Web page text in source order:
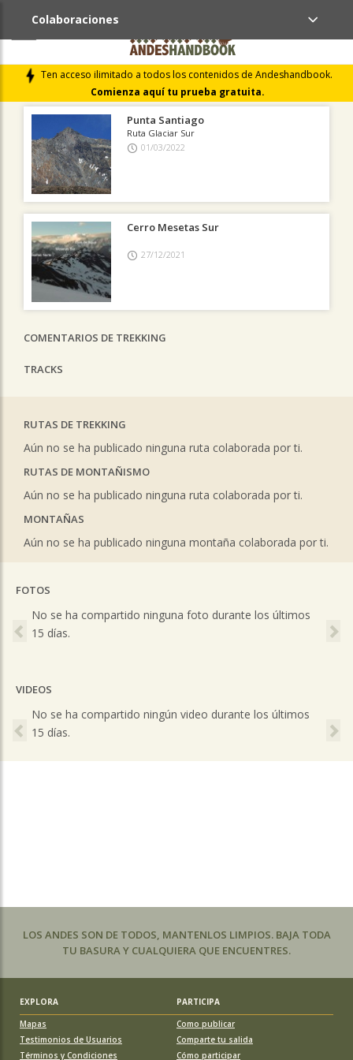
Ten acceso ilimitado a todos los contenidos de Andeshandbook.
Comienza aquí tu prueba gratuita.
Colaboraciones
ÚLTIMAS COLABORACIONES PUBLICADAS
LIBROS DE CUMBRES
Punta Santiago
Ruta Glaciar Sur
01/03/2022
Cerro Mesetas Sur
27/12/2021
COMENTARIOS DE TREKKING
TRACKS
RUTAS DE TREKKING
Aún no se ha publicado ninguna ruta colaborada por ti.
RUTAS DE MONTAÑISMO
Aún no se ha publicado ninguna ruta colaborada por ti.
MONTAÑAS
Aún no se ha publicado ninguna montaña colaborada por ti.
FOTOS
No se ha compartido ninguna foto durante los últimos
15 días.
Previous
VIDEOS
No se ha compartido ningún video durante los últimos
15 días.
Previous
LOS ANDES SON DE TODOS, MANTENLOS LIMPIOS. BAJA TODA
TU BASURA Y CUALQUIERA QUE ENCUENTRES.
EXPLORA
PARTICIPA
Mapas
Testimonios de Usuarios
Términos y Condiciones
Como publicar
Comparte tu salida
Cómo participar